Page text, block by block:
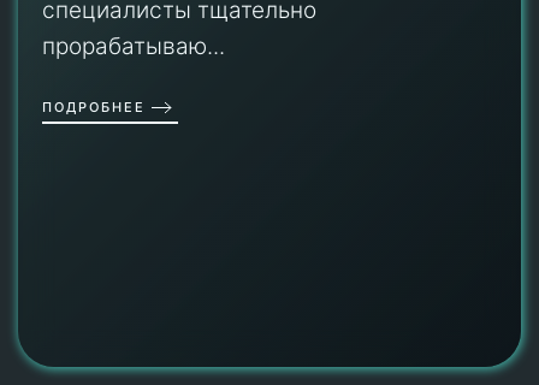
специалисты тщательно
прорабатываю...
ПОДРОБНЕЕ